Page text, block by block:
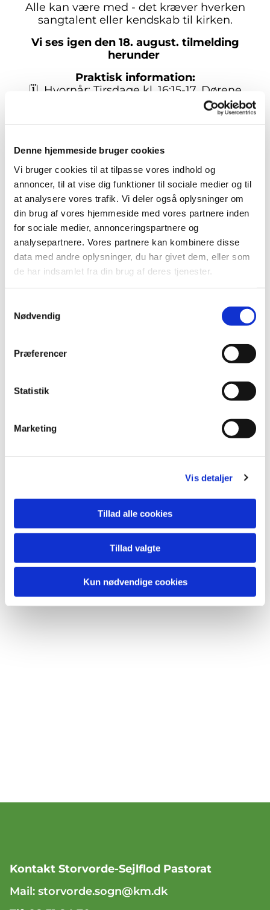
Denne hjemmeside bruger cookies
Vi bruger cookies til at tilpasse vores indhold og
annoncer, til at vise dig funktioner til sociale medier og til
at analysere vores trafik. Vi deler også oplysninger om
din brug af vores hjemmeside med vores partnere inden
for sociale medier, annonceringspartnere og
analysepartnere. Vores partnere kan kombinere disse
data med andre oplysninger, du har givet dem, eller som
de har indsamlet fra din brug af deres tjenester.
Nødvendig
Præferencer
Statistik
Marketing
Vis detaljer
Tillad alle cookies
Tillad valgte
Kun nødvendige cookies
Alle kan være med - det kræver hverken
sangtalent eller kendskab til kirken.
Vi ses igen den 18. august. tilmelding
herunder
Praktisk information:
🗓️ Hvornår: Tirsdage kl. 16:15-17. Dørene
åbner kl. 16, hvor der er en lille forfriskning,
📍 Hvor: Vi mødes i Sognegården i
🍼Alder: 1-3 år og den voksne må være 15-
99+
🎟️ Tilmelding: herunder via formularen.
Der skal være mindst 6 tilmeldte for at
holdet gennemføres.
Det er gratis at gå til Sang&Ballade.
Vi glæder os til at byde dig og dit barn
velkommen.
velkommen til at kontakte Amalie på 24
Kontakt Storvorde-Sejlflod Pastorat
Mail: storvorde.sogn@km.dk